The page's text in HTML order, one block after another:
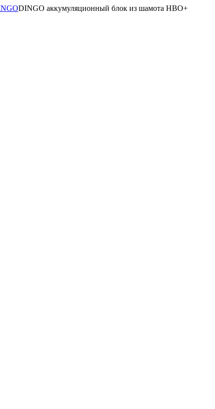
DINGO аккумуляционный блок из шамота HBO+